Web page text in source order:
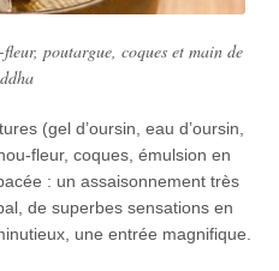
poutargue, coques et main de
(gel d’oursin, eau d’oursin,
fleur, coques, émulsion en
: un assaisonnement très
de superbes sensations en
une entrée magnifique.